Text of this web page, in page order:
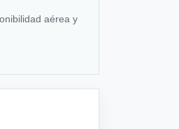
aérea y